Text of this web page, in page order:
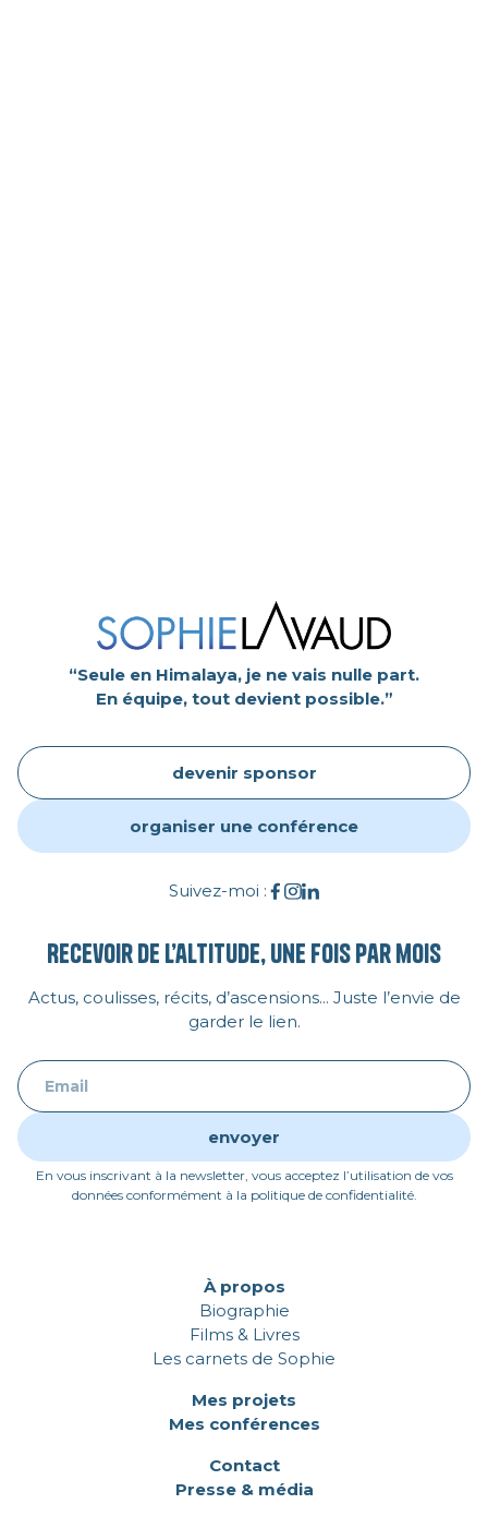
“Seule en Himalaya, je ne vais nulle part.
En équipe, tout devient possible.”
devenir sponsor
organiser une conférence
Suivez-moi :
Recevoir de l’altitude, une fois par mois
Actus, coulisses, récits, d’ascensions... Juste l’envie de
garder le lien.
En vous inscrivant à la newsletter, vous acceptez l’utilisation de vos
données conformément à la politique de confidentialité.
À propos
Biographie
Films & Livres
Les carnets de Sophie
Mes projets
Mes conférences
Contact
Presse & média